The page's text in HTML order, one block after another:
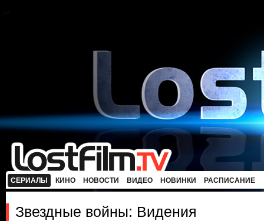
СЕРИАЛЫ КИНО НОВОСТИ ВИДЕО НОВИНКИ РАСПИСАНИЕ
Звездные войны: Видения